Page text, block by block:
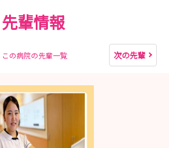
合連合会(三重県厚生連）
先輩情報
この病院の先輩一覧 次の先輩